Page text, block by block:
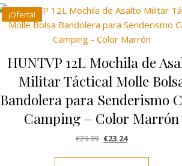
¡Oferta!
HUNTVP 12L Mochila de
Militar Táctical Molle
Bandolera para Senderismo
Camping – Color Marrón
€29.99 El precio original era:
€23.24El precio actual